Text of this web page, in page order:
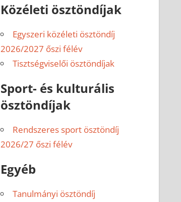
Közéleti ösztöndíjak
Egyszeri közéleti ösztöndíj
2026/2027 őszi félév
Tisztségviselői ösztöndíjak
Sport- és kulturális
ösztöndíjak
Rendszeres sport ösztöndíj
2026/27 őszi félév
Egyéb
Tanulmányi ösztöndíj